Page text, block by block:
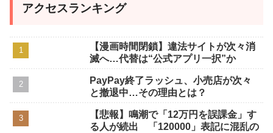
アクセスランキング
【漫画時間閉鎖】違法サイトが次々消
滅へ…代替は“公式アプリ一択”か
PayPay終了ラッシュ、小売店が次々
と撤退中…その理由とは？
【悲報】鳴潮で「12万円を誤課金」す
る人が続出 「120000」表記に混乱の